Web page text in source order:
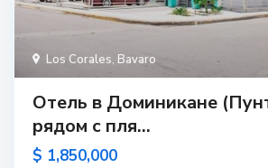
Los Corales, Bavaro
Отель в Доминикане
рядом с пля...
$ 1,850,000